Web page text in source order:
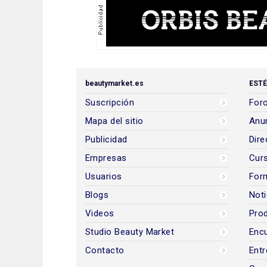
beautymarket.es
Suscripción
Mapa del sitio
Publicidad
Empresas
Usuarios
Blogs
Videos
Studio Beauty Market
Contacto